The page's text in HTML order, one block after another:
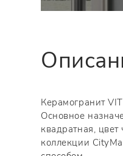
Керамогранит
Основное
квадратная,
коллекции